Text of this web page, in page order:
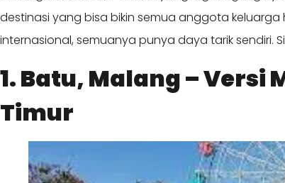
destinasi yang bisa bikin semua anggota
internasional, semuanya punya daya tarik sendiri.
1. Batu, Malang – Versi
Timur